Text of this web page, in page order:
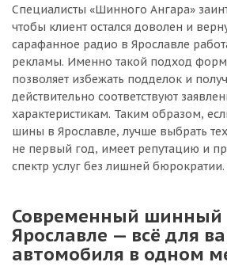
Специалисты «Шинного Ангара»
чтобы клиент остался доволен и
сарафанное радио в Ярославле
рекламы. Именно такой подход
позволяет избежать подделок и
действительно соответствуют
характеристикам. Таким образом,
шины в Ярославле, лучше выбрать
не первый год, имеет репутацию и
спектр услуг без лишней бюрократии.
Современный шинный
Ярославле — всё для
автомобиля в одном